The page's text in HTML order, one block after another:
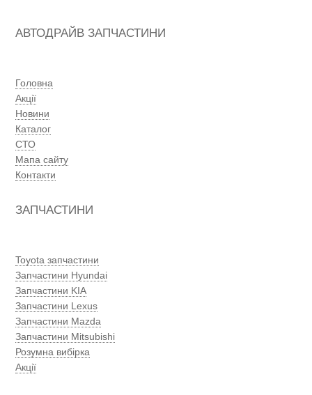
АВТОДРАЙВ ЗАПЧАСТИНИ
Головна
Акції
Новини
Каталог
СТО
Мапа сайту
Контакти
ЗАПЧАСТИНИ
Toyota запчастини
Запчастини Hyundai
Запчастини KIA
Запчастини Lexus
Запчастини Mazda
Запчастини Mitsubishi
Розумна вибірка
Акції